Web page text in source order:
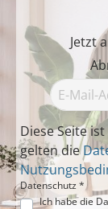
Jetzt
Diese Seite
gelten die
Datenschutz *
Ich habe die